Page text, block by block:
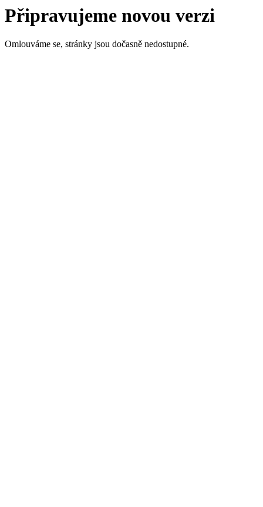
Připravujeme novou verzi
Omlouváme se, stránky jsou dočasně nedostupné.